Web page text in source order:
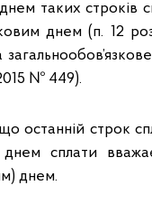
таких строків
днем (п. 12
№ 449).
останній строк
днем сплати
днем.